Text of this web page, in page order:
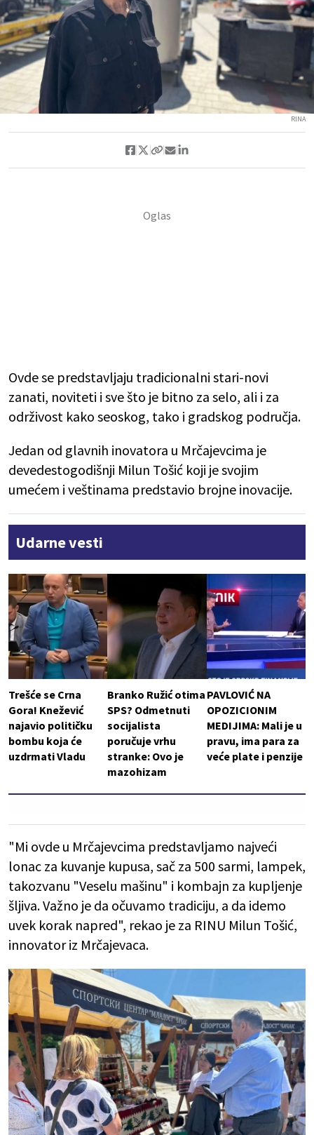
RINA
Ovde se predstavljaju tradicionalni stari-novi
zanati, noviteti i sve što je bitno za selo, ali i za
održivost kako seoskog, tako i gradskog područja.
Jedan od glavnih inovatora u Mrčajevcima je
devedestogodišnji Milun Tošić koji je svojim
umećem i veštinama predstavio brojne inovacije.
Udarne vesti
Trešće se Crna
Gora! Knežević
najavio političku
bombu koja će
uzdrmati Vladu
Branko Ružić otima
SPS? Odmetnuti
socijalista
poručuje vrhu
stranke: Ovo je
mazohizam
PAVLOVIĆ NA
OPOZICIONIM
MEDIJIMA: Mali je u
pravu, ima para za
veće plate i penzije
"Mi ovde u Mrčajevcima predstavljamo najveći
lonac za kuvanje kupusa, sač za 500 sarmi, lampek,
takozvanu "Veselu mašinu" i kombajn za kupljenje
šljiva. Važno je da očuvamo tradiciju, a da idemo
uvek korak napred", rekao je za RINU Milun Tošić,
innovator iz Mrčajevaca.